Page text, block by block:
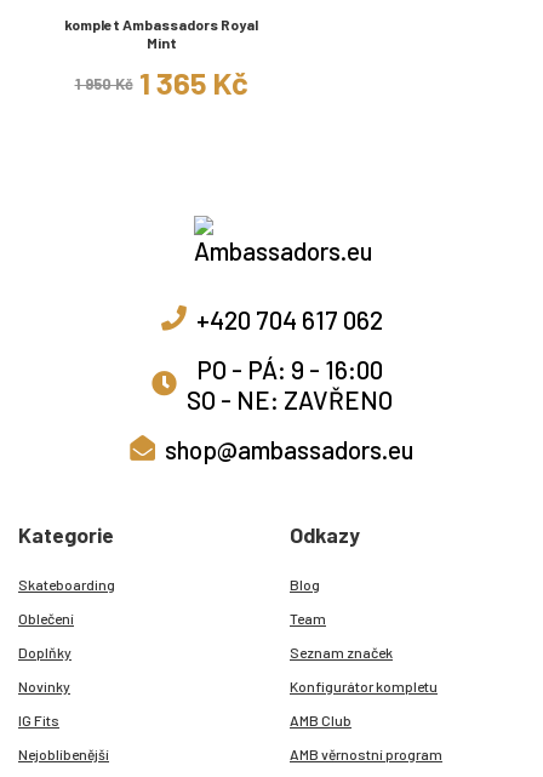
komplet Ambassadors Royal
Mint
1 950 Kč 1 365 Kč
+420 704 617 062
PO - PÁ: 9 - 16:00
SO - NE: ZAVŘENO
shop@ambassadors.eu
Kategorie
Skateboarding
Oblečení
Doplňky
Novinky
IG Fits
Nejoblíbenější
Odkazy
Blog
Team
Seznam značek
Konfigurátor kompletu
AMB Club
AMB věrnostní program